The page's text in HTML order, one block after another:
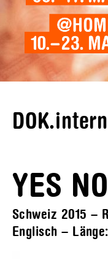
YES
Schweiz 2015 –
Englisch –